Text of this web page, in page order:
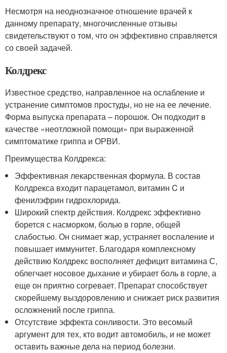
Несмотря на неоднозначное отношение врачей к
данному препарату, многочисленные отзывы
свидетельствуют о том, что он эффективно справляется
со своей задачей.
Колдрекс
Известное средство, направленное на ослабление и
устранение симптомов простуды, но не на ее лечение.
Форма выпуска препарата – порошок. Он подходит в
качестве «неотложной помощи» при выраженной
симптоматике гриппа и ОРВИ.
Преимущества Колдрекса:
Эффективная лекарственная формула. В состав
Колдрекса входит парацетамол, витамин C и
фенилэфрин гидрохлорида.
Широкий спектр действия. Колдрекс эффективно
борется с насморком, болью в горле, общей
слабостью. Он снимает жар, устраняет воспаление и
повышает иммунитет. Благодаря комплексному
действию Колдрекс восполняет дефицит витамина С,
облегчает носовое дыхание и убирает боль в горле, а
еще он приятно согревает. Препарат способствует
скорейшему выздоровлению и снижает риск развития
осложнений после гриппа.
Отсутствие эффекта сонливости. Это весомый
аргумент для тех, кто водит автомобиль, и не может
оставить важные дела на период болезни.